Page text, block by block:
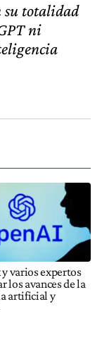
su totalidad
ni
varios expertos
los avances de la
artificial y